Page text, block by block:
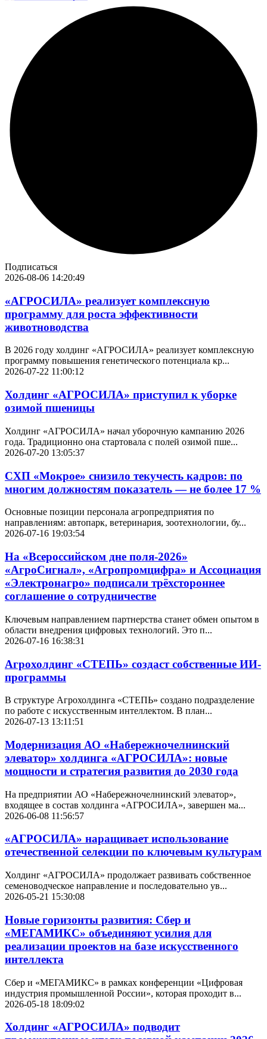
Подписаться
2026-08-06 14:20:49
«АГРОСИЛА» реализует комплексную
программу для роста эффективности
животноводства
В 2026 году холдинг «АГРОСИЛА» реализует комплексную
программу повышения генетического потенциала кр...
2026-07-22 11:00:12
Холдинг «АГРОСИЛА» приступил к уборке
озимой пшеницы
Холдинг «АГРОСИЛА» начал уборочную кампанию 2026
года. Традиционно она стартовала с полей озимой пше...
2026-07-20 13:05:37
СХП «Мокрое» снизило текучесть кадров: по
многим должностям показатель — не более 17 %
Основные позиции персонала агропредприятия по
направлениям: автопарк, ветеринария, зоотехнологии, бу...
2026-07-16 19:03:54
На «Всероссийском дне поля-2026»
«АгроСигнал», «Агропромцифра» и Ассоциация
«Электронагро» подписали трёхстороннее
соглашение о сотрудничестве
Ключевым направлением партнерства станет обмен опытом в
области внедрения цифровых технологий. Это п...
2026-07-16 16:38:31
Агрохолдинг «СТЕПЬ» создаст собственные ИИ-
программы
В структуре Агрохолдинга «СТЕПЬ» создано подразделение
по работе с искусственным интеллектом. В план...
2026-07-13 13:11:51
Модернизация АО «Набережночелнинский
элеватор» холдинга «АГРОСИЛА»: новые
мощности и стратегия развития до 2030 года
На предприятии АО «Набережночелнинский элеватор»,
входящее в состав холдинга «АГРОСИЛА», завершен ма...
2026-06-08 11:56:57
«АГРОСИЛА» наращивает использование
отечественной селекции по ключевым культурам
Холдинг «АГРОСИЛА» продолжает развивать собственное
семеноводческое направление и последовательно ув...
2026-05-21 15:30:08
Новые горизонты развития: Сбер и
«МЕГАМИКС» объединяют усилия для
реализации проектов на базе искусственного
интеллекта
Сбер и «МЕГАМИКС» в рамках конференции «Цифровая
индустрия промышленной России», которая проходит в...
2026-05-18 18:09:02
Холдинг «АГРОСИЛА» подводит